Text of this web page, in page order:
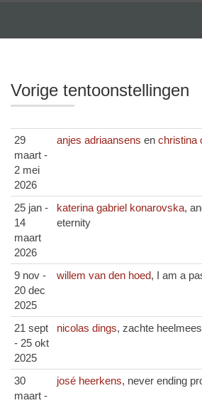
Vorige tentoonstellingen
29
maart -
2 mei
2026
anjes adriaansens en christina
25 jan -
14
maart
2026
katerina gabriel konarovska,
eternity
9 nov -
20 dec
2025
willem van den hoed, I am a
21 sept
- 25 okt
2025
nicolas dings, zachte
30
maart -
josé heerkens, never ending